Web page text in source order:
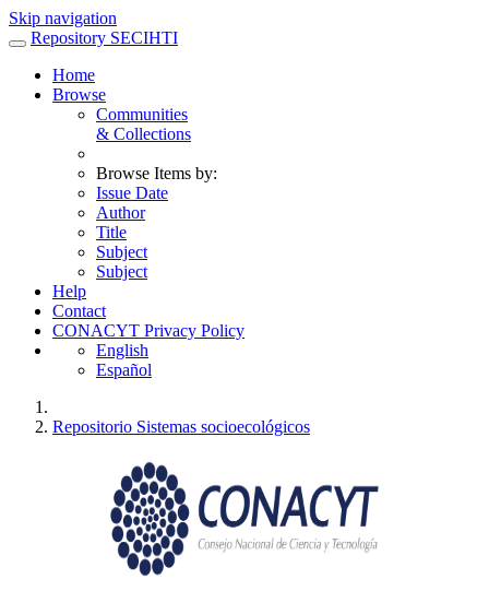
Skip navigation
Repository SECIHTI
Home
Browse
Communities
& Collections
Browse Items by:
Issue Date
Author
Title
Subject
Subject
Help
Contact
CONACYT Privacy Policy
English
Español
Repositorio Sistemas socioecológicos